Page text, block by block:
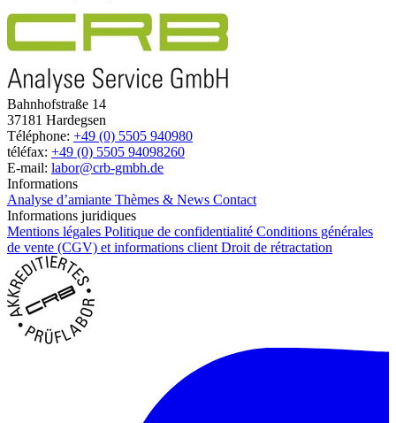
Bahnhofstraße 14
37181 Hardegsen
Téléphone: +49 (0) 5505 940980
téléfax: +49 (0) 5505 94098260
E-mail: labor@crb-gmbh.de
Informations
Analyse d’amiante Thèmes & News Contact
Informations juridiques
Mentions légales Politique de confidentialité Conditions générales
de vente (CGV) et informations clientDroit de rétractation